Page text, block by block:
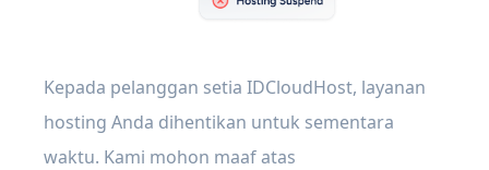
Kepada pelanggan setia IDCloudHost, layanan
hosting Anda dihentikan untuk sementara
waktu. Kami mohon maaf atas